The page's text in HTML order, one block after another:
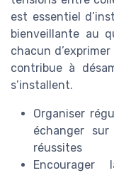
est essentiel
bienveillante au
chacun
contribue à
s’installent.
Organiser
échanger
réussites
Encourager